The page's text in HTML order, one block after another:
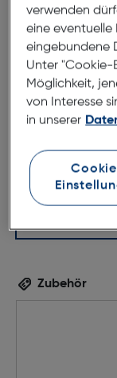
53mm
Zubehör
verwenden
eine
eingebundene
Unter "Cookie-
Möglichkeit,
von Interesse
in unserer